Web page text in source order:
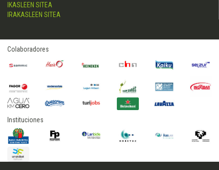
IKASLEEN SITEA
IRAKASLEEN SITEA
Colaboradores
Instituciones